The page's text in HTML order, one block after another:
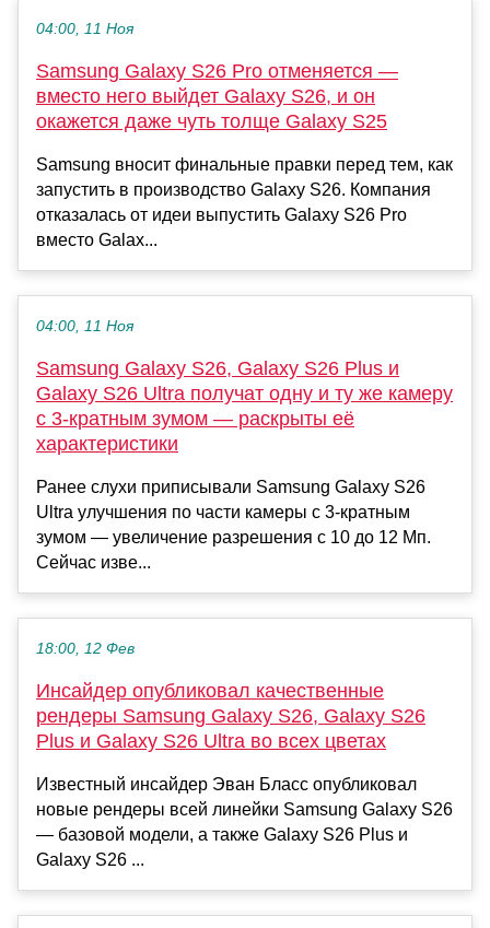
04:00, 11 Ноя
Samsung Galaxy S26 Pro отменяется —
вместо него выйдет Galaxy S26, и он
окажется даже чуть толще Galaxy S25
Samsung вносит финальные правки перед тем, как
запустить в производство Galaxy S26. Компания
отказалась от идеи выпустить Galaxy S26 Pro
вместо Galax...
04:00, 11 Ноя
Samsung Galaxy S26, Galaxy S26 Plus и
Galaxy S26 Ultra получат одну и ту же камеру
с 3-кратным зумом — раскрыты её
характеристики
Ранее слухи приписывали Samsung Galaxy S26
Ultra улучшения по части камеры с 3-кратным
зумом — увеличение разрешения с 10 до 12 Мп.
Сейчас изве...
18:00, 12 Фев
Инсайдер опубликовал качественные
рендеры Samsung Galaxy S26, Galaxy S26
Plus и Galaxy S26 Ultra во всех цветах
Известный инсайдер Эван Бласс опубликовал
новые рендеры всей линейки Samsung Galaxy S26
— базовой модели, а также Galaxy S26 Plus и
Galaxy S26 ...